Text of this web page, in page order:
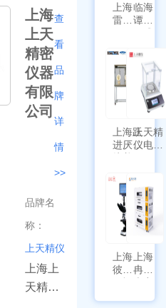
由原临
海市精
工真空
设备厂
改制而
成，是
集产品
生产、
及实验
室仪器
的专业
单位。
上海
上天
精密
仪器
有限
公司
查
看
品
牌
详
情
>>
品牌名
称：
上天精仪
上海上
天精密
上海
雷磁
符合
新国
标带
功能
临海
谭氏
干式
泵
SPL-
10
上海跃
进厌氧
培养箱
III-T
上天精
仪电子
带审计
追踪功
能
上海
彼爱
姆视
上海
冉绘
大容